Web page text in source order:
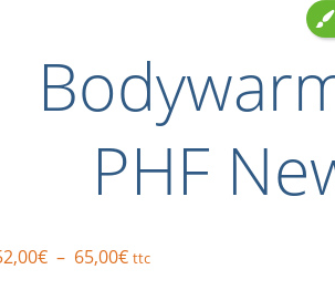
PHF
€ – 65,00€Plage
ttc